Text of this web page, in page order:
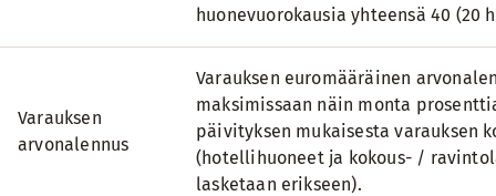
huonevuorokausia yhteensä 40 (20
Varauksen
arvonalennus
Varauksen euromääräinen
maksimissaan näin monta
päivityksen mukaisesta varauksen
(hotellihuoneet ja kokous- /
lasketaan erikseen).